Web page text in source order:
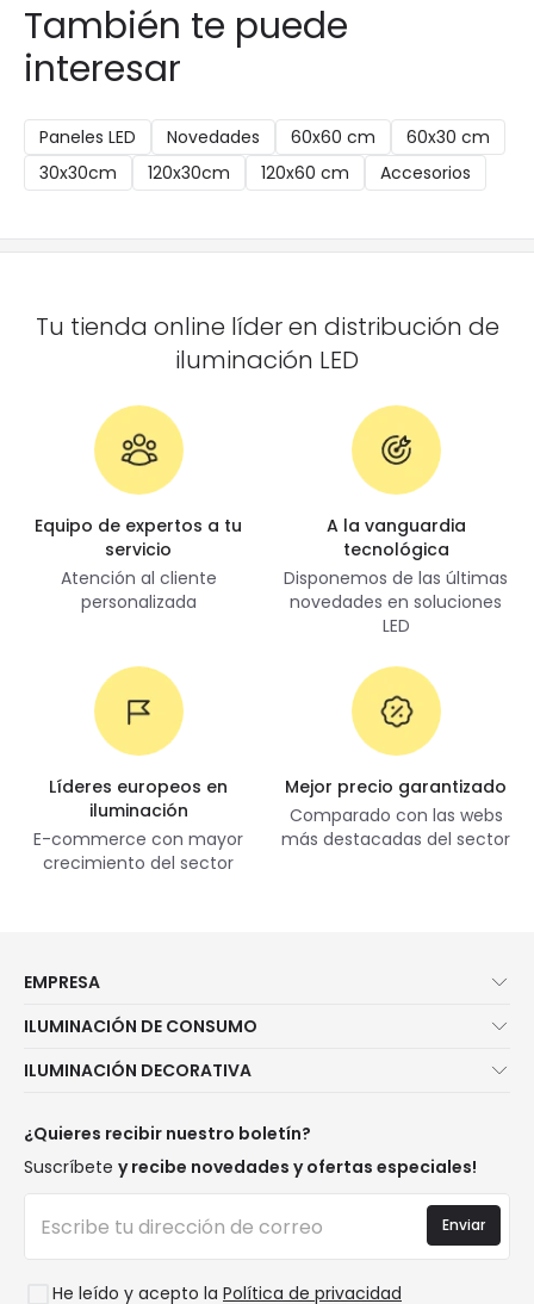
También te puede
interesar
Paneles LED Novedades 60x60 cm
60x30 cm
30x30cm
120x30cm 120x60 cm Accesorios
Tu tienda online líder en distribución de
iluminación LED
Equipo de expertos a tu
servicio
Atención al cliente
personalizada
A la vanguardia
tecnológica
Disponemos de las últimas
novedades en soluciones
LED
Líderes europeos en
iluminación
E-commerce con mayor
crecimiento del sector
Mejor precio garantizado
Comparado con las webs
más destacadas del sector
EMPRESA
Atención al cliente
Métodos de envío
¿Eres profesional?
Tiendas
Preguntas frecuentes
ILUMINACIÓN DE CONSUMO
Marcas
Presupuestos
Iluminación para empresas
ILUMINACIÓN DECORATIVA
Top Marcas
Espacios
Estilos
Colecciones
Tendencias
LoveYouGreen
¿Quieres recibir nuestro boletín?
Suscríbete y recibe novedades y ofertas especiales!
He leído y acepto la Política de privacidad
Enviar